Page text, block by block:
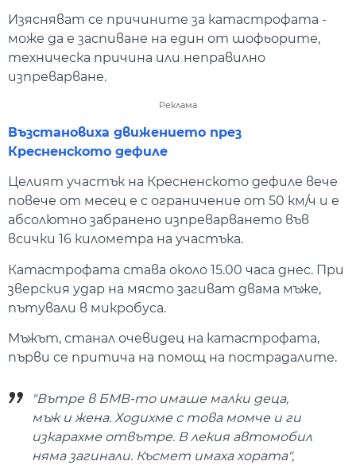
Изясняват се причините за катастрофата -
може да е заспиване на един от шофьорите,
техническа причина или неправилно
изпреварване.
Реклама
Възстановиха движението през
Кресненското дефиле
Целият участък на Кресненското дефиле вече
повече от месец е с ограничение от 50 км/ч и е
абсолютно забранено изпреварването във
всички 16 километра на участъка.
Катастрофата става около 15.00 часа днес. При
зверския удар на място загиват двама мъже,
пътували в микробуса.
Мъжът, станал очевидец на катастрофата,
първи се притича на помощ на пострадалите.
"Вътре в БМВ-то имаше малки деца,
мъж и жена. Ходихме с това момче и ги
изкарахме отвътре. В лекия автомобил
няма загинали. Късмет имаха хората",